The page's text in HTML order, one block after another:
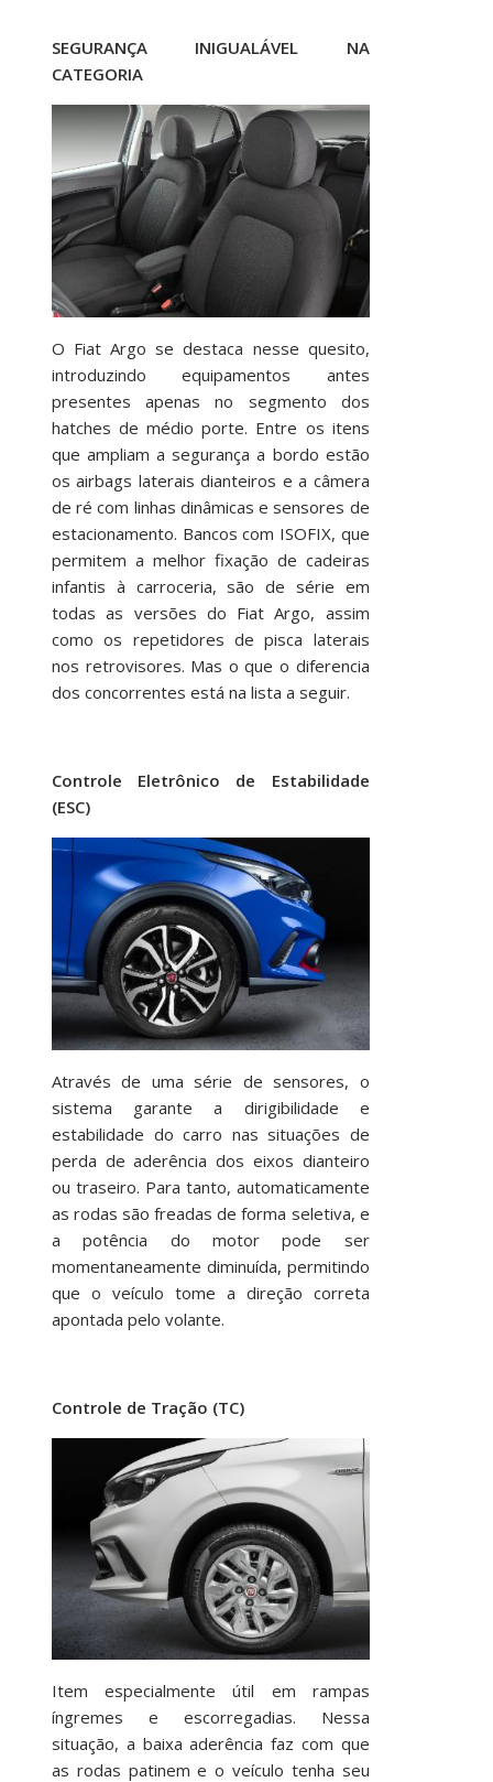
SEGURANÇA INIGUALÁVEL NA
CATEGORIA
O Fiat Argo se destaca nesse quesito,
introduzindo equipamentos antes
presentes apenas no segmento dos
hatches de médio porte. Entre os itens
que ampliam a segurança a bordo estão
os airbags laterais dianteiros e a câmera
de ré com linhas dinâmicas e sensores de
estacionamento. Bancos com ISOFIX, que
permitem a melhor fixação de cadeiras
infantis à carroceria, são de série em
todas as versões do Fiat Argo, assim
como os repetidores de pisca laterais
nos retrovisores. Mas o que o diferencia
dos concorrentes está na lista a seguir.
Controle Eletrônico de Estabilidade
(ESC)
Através de uma série de sensores, o
sistema garante a dirigibilidade e
estabilidade do carro nas situações de
perda de aderência dos eixos dianteiro
ou traseiro. Para tanto, automaticamente
as rodas são freadas de forma seletiva, e
a potência do motor pode ser
momentaneamente diminuída, permitindo
que o veículo tome a direção correta
apontada pelo volante.
Controle de Tração (TC)
Item especialmente útil em rampas
íngremes e escorregadias. Nessa
situação, a baixa aderência faz com que
as rodas patinem e o veículo tenha seu